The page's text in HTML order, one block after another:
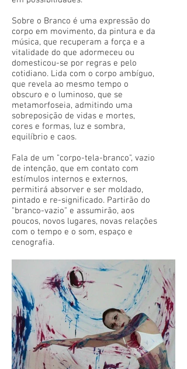
Sobre o Branco é uma expressão do
corpo em movimento, da pintura e da
música, que recuperam a força e a
vitalidade do que adormeceu ou
domesticou-se por regras e pelo
cotidiano. Lida com o corpo ambíguo,
que revela ao mesmo tempo o
obscuro e o luminoso, que se
metamorfoseia, admitindo uma
sobreposição de vidas e mortes,
cores e formas, luz e sombra,
equilíbrio e caos.
Fala de um "corpo-tela-branco", vazio
de intenção, que em contato com
estímulos internos e externos,
permitirá absorver e ser moldado,
pintado e re-significado. Partirão do
"branco-vazio" e assumirão, aos
poucos, novos lugares, novas relações
com o tempo e o som, espaço e
cenografia.